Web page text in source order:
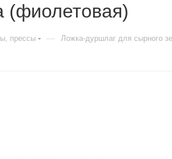
(фиолетовая)
прессы — Ложка-дуршлаг для сырного